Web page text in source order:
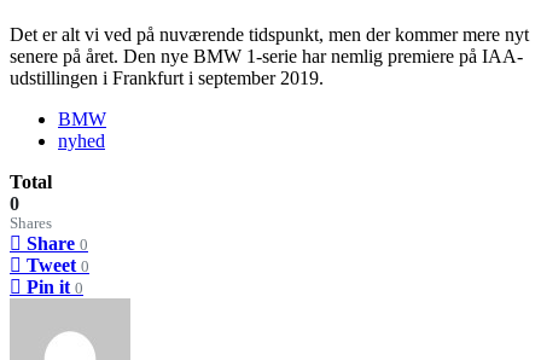
Det er alt vi ved på nuværende tidspunkt, men der kommer mere nyt
senere på året. Den nye BMW 1-serie har nemlig premiere på IAA-
udstillingen i Frankfurt i september 2019.
BMW
nyhed
Total
0
Shares
Share 0
Tweet 0
Pin it 0